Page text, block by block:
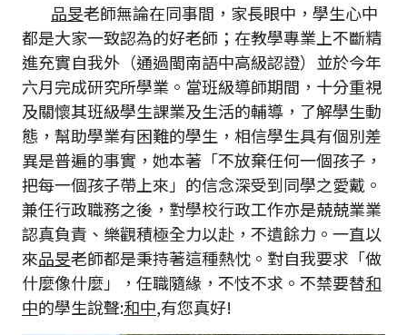
品旻老師無論在同事間，家長眼中，學生心中
都是大家一致認為的好老師；在教學專業上不斷精
進充實自我外（通過閩南語中高級認證）並於今年
六月完成研究所學業。當班級導師期間，十分重視
及關懷其班級學生課業及生活的輔導，了解學生動
態，幫助學業有困難的學生，相信學生具有個別差
異是普遍的事實，她本著「不放棄任何一個孩子，
把每一個孩子帶上來」的信念深受到同學之愛戴。
兼任行政職務之後，對學校行政工作亦是兢兢業業
認真負責、樂觀積極全力以赴，不遺餘力。一直以
來品旻老師都是秉持著這種熱忱。對自我要求「做
什麼像什麼」，任職隨緣，不忮不求。不禁要替和
中的學生說聲:和中,有您真好!